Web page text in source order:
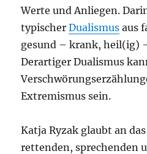
Werte und Anliegen.
typischerDualismus aus
gesund – krank, heil(ig)
Derartiger Dualismus
Extremismus sein.
Katja Ryzak glaubt an
rettenden, sprechenden